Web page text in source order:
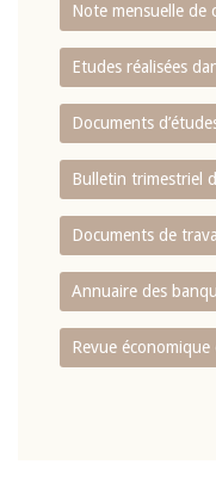
Note mensuelle de
Etudes réalisées
Documents
Bulletin trimestriel
Documents de
Annuaire des
Revue